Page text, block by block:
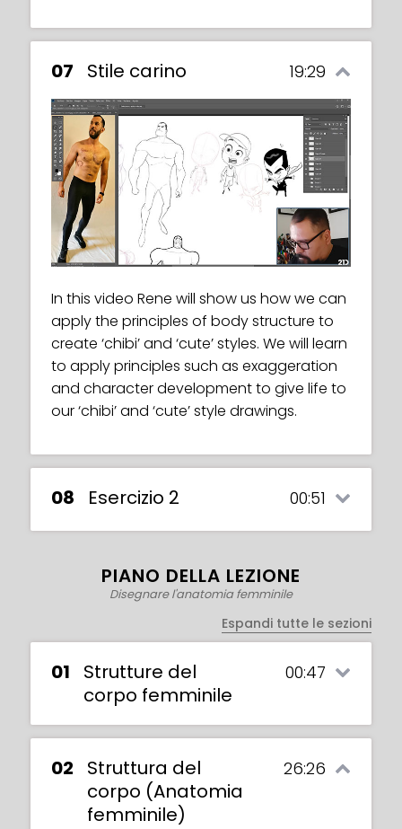
07 Stile carino 19:29
In this video Rene will show us how we can
apply the principles of body structure to
create ‘chibi’ and ‘cute’ styles. We will learn
to apply principles such as exaggeration
and character development to give life to
our ‘chibi’ and ‘cute’ style drawings.
08 Esercizio 2 00:51
PIANO DELLA LEZIONE
Disegnare l'anatomia femminile
Espandi tutte le sezioni
01
Strutture del
corpo femminile
00:47
02
Struttura del
corpo (Anatomia
femminile)
26:26